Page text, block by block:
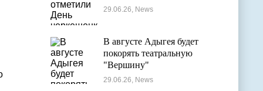
29.06.26, News
В августе Адыгея будет
покорять театральную
"Вершину"
29.06.26, News